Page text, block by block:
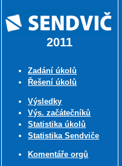
2011
Zadání úkolů
Řešení úkolů
Výsledky
Výs. začátečníků
Statistika úkolů
Statistika Sendviče
Komentáře orgů